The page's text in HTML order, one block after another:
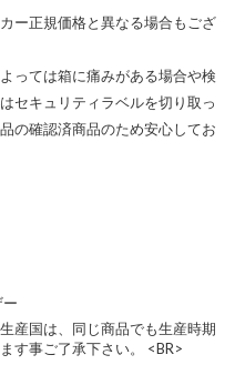
ー正規価格と異なる場合もござ
っては箱に痛みがある場合や検
セキュリティラベルを切り取っ
の確認済商品のため安心してお
産国は、同じ商品でも生産時期
す事ご了承下さい。 <BR>